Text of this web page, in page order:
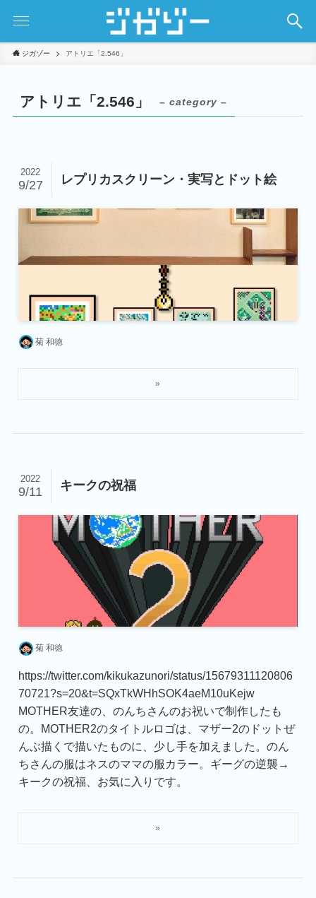
ジガゾー アトリエ「2.546」
アトリエ「2.546」 – category –
レプリカスクリーン・実写とドット絵
2022
9/27
菊 和徳
キークの祝福
2022
9/11
菊 和徳
https://twitter.com/kikukazunori/status/15679311120806
70721?s=20&t=SQxTkWHhSOK4aeM10uKejw
MOTHER友達の、のんちさんのお祝いで制作したも
の。MOTHER2のタイトルロゴは、マザー2のドットぜ
んぶ描くで描いたものに、少し手を加えました。のん
ちさんの服はネスのママの服カラー。ギーグの逆襲→
キークの祝福、お気に入りです。